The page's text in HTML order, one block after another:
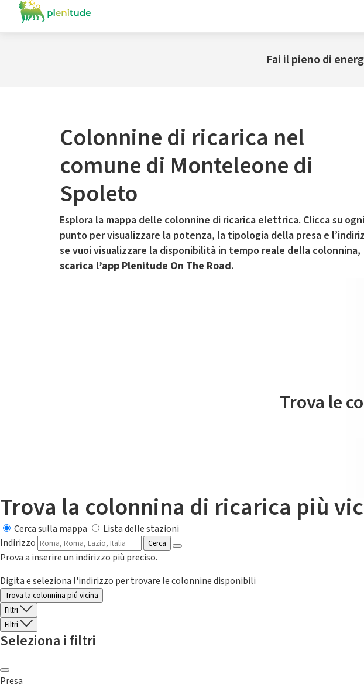
Fai il pieno di
Colonnine di ricarica nel
comune di Monteleone di
Spoleto
Esplora la mappa delle colonnine di ricarica elettrica. Clicca su ogni
punto per visualizzare la potenza, la tipologia della presa e
se vuoi visualizzare la disponibilità in tempo reale della colonnina,
scarica l’app Plenitude On The Road.
Il servizio di mobilità
Trova le
Trova la colonnina di ricarica più
Cerca sulla mappa
Lista delle stazioni
Indirizzo
Cerca
Prova a inserire un indirizzo più preciso.
Digita e seleziona l'indirizzo per trovare le colonnine disponibili
Trova la colonnina piú vicina
Filtri
Filtri
Seleziona i filtri
Presa